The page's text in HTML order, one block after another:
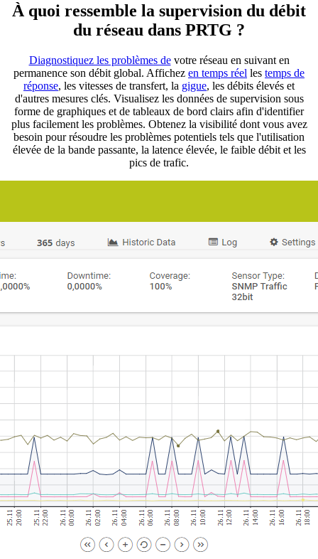
À quoi ressemble la supervision du débit
du réseau dans PRTG ?
Diagnostiquez les problèmes devotre réseau en suivant en
permanence son débit global. Affichez en temps réel les temps de
réponse, les vitesses de transfert, la gigue, les débits élevés et
d'autres mesures clés. Visualisez les données de supervision sous
forme de graphiques et de tableaux de bord clairs afin d'identifier
plus facilement les problèmes. Obtenez la visibilité dont vous avez
besoin pour résoudre les problèmes potentiels tels que l'utilisation
élevée de la bande passante, la latence élevée, le faible débit et les
pics de trafic.